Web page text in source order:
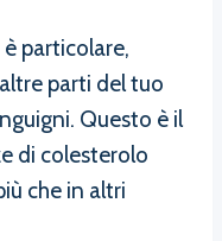
particolare,
parti del tuo
Questo è il
di colesterolo
che in altri